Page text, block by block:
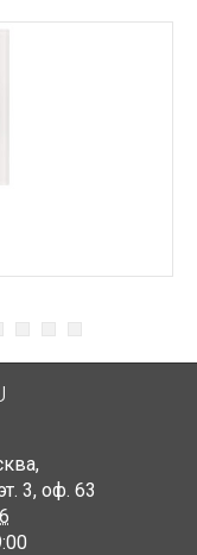
,
3, оф. 63